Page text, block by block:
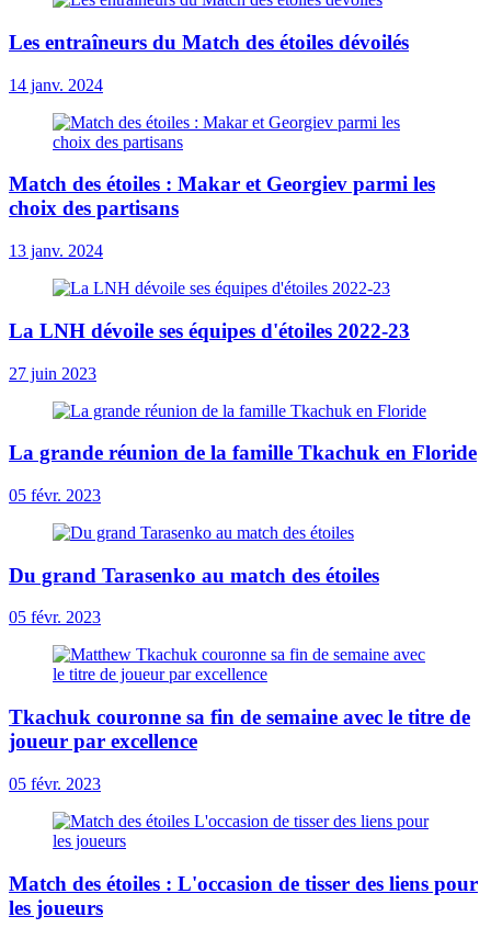
Les entraîneurs du Match des étoiles dévoilés
14 janv. 2024
Match des étoiles : Makar et Georgiev parmi les
choix des partisans
13 janv. 2024
La LNH dévoile ses équipes d'étoiles 2022-23
27 juin 2023
La grande réunion de la famille Tkachuk en Floride
05 févr. 2023
Du grand Tarasenko au match des étoiles
05 févr. 2023
Tkachuk couronne sa fin de semaine avec le titre de
joueur par excellence
05 févr. 2023
Match des étoiles : L'occasion de tisser des liens pour
les joueurs